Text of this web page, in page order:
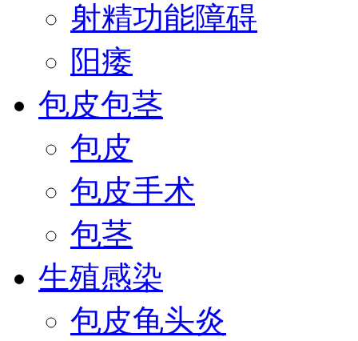
射精功能障碍
阳痿
包皮包茎
包皮
包皮手术
包茎
生殖感染
包皮龟头炎